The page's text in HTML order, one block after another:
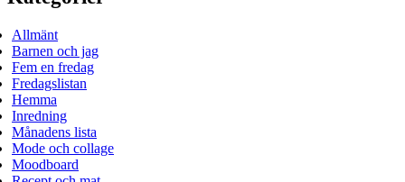
Allmänt
Barnen och jag
Fem en fredag
Fredagslistan
Hemma
Inredning
Månadens lista
Mode och collage
Moodboard